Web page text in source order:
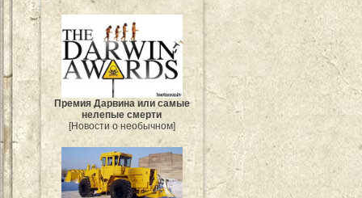
Премия Дарвина или самые
нелепые смерти
[Новости о необычном]